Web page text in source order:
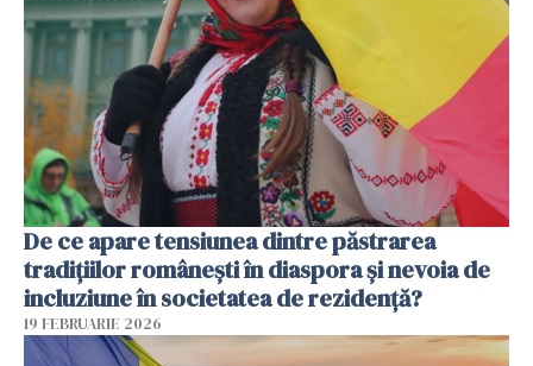
De ce apare tensiunea dintre păstrarea
tradițiilor românești în diaspora și nevoia de
incluziune în societatea de rezidență?
19 FEBRUARIE 2026